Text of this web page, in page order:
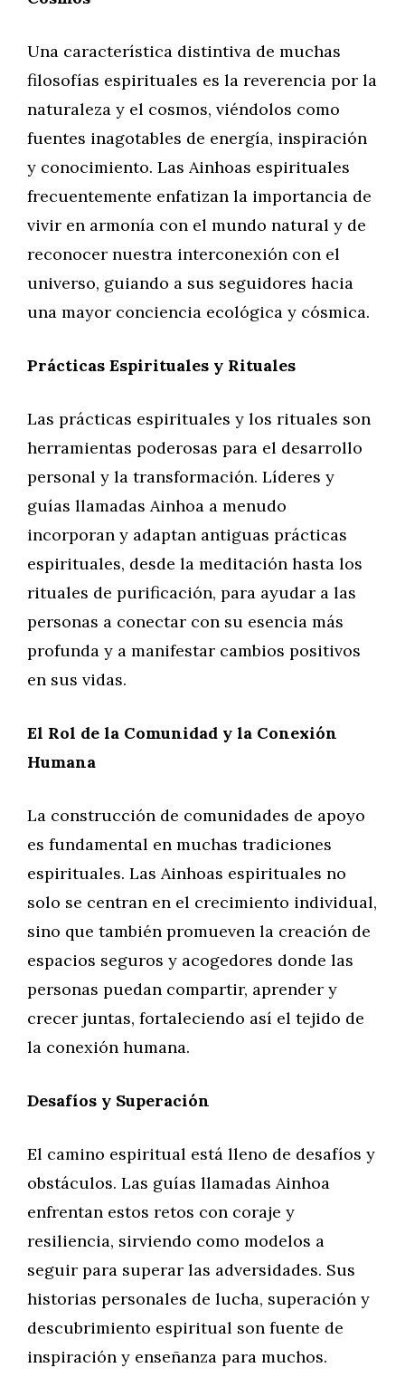
Una característica distintiva de muchas
filosofías espirituales es la reverencia por la
naturaleza y el cosmos, viéndolos como
fuentes inagotables de energía, inspiración
y conocimiento. Las Ainhoas espirituales
frecuentemente enfatizan la importancia de
vivir en armonía con el mundo natural y de
reconocer nuestra interconexión con el
universo, guiando a sus seguidores hacia
una mayor conciencia ecológica y cósmica.
Prácticas Espirituales y Rituales
Las prácticas espirituales y los rituales son
herramientas poderosas para el desarrollo
personal y la transformación. Líderes y
guías llamadas Ainhoa a menudo
incorporan y adaptan antiguas prácticas
espirituales, desde la meditación hasta los
rituales de purificación, para ayudar a las
personas a conectar con su esencia más
profunda y a manifestar cambios positivos
en sus vidas.
El Rol de la Comunidad y la Conexión
Humana
La construcción de comunidades de apoyo
es fundamental en muchas tradiciones
espirituales. Las Ainhoas espirituales no
solo se centran en el crecimiento individual,
sino que también promueven la creación de
espacios seguros y acogedores donde las
personas puedan compartir, aprender y
crecer juntas, fortaleciendo así el tejido de
la conexión humana.
Desafíos y Superación
El camino espiritual está lleno de desafíos y
obstáculos. Las guías llamadas Ainhoa
enfrentan estos retos con coraje y
resiliencia, sirviendo como modelos a
seguir para superar las adversidades. Sus
historias personales de lucha, superación y
descubrimiento espiritual son fuente de
inspiración y enseñanza para muchos.